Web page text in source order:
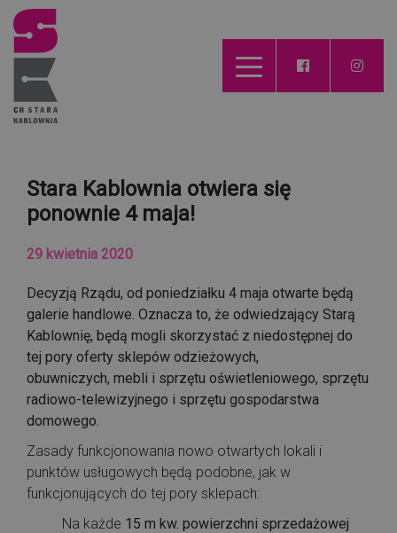
Stara Kablownia otwiera się
ponownie 4 maja!
29 kwietnia 2020
Decyzją Rządu, od poniedziałku 4 maja otwarte będą
galerie handlowe. Oznacza to, że odwiedzający Starą
Kablownię, będą mogli skorzystać z niedostępnej do
tej pory oferty sklepów odzieżowych,
obuwniczych, mebli i sprzętu oświetleniowego, sprzętu
radiowo-telewizyjnego i sprzętu gospodarstwa
domowego.
Zasady funkcjonowania nowo otwartych lokali i
punktów usługowych będą podobne, jak w
funkcjonujących do tej pory sklepach:
Na każde 15 m kw. powierzchni sprzedażowej